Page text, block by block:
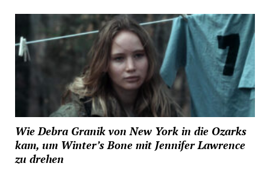
Wie Debra Granik von New York in die Ozarks
kam, um Winter’s Bone mit Jennifer Lawrence
zu drehen